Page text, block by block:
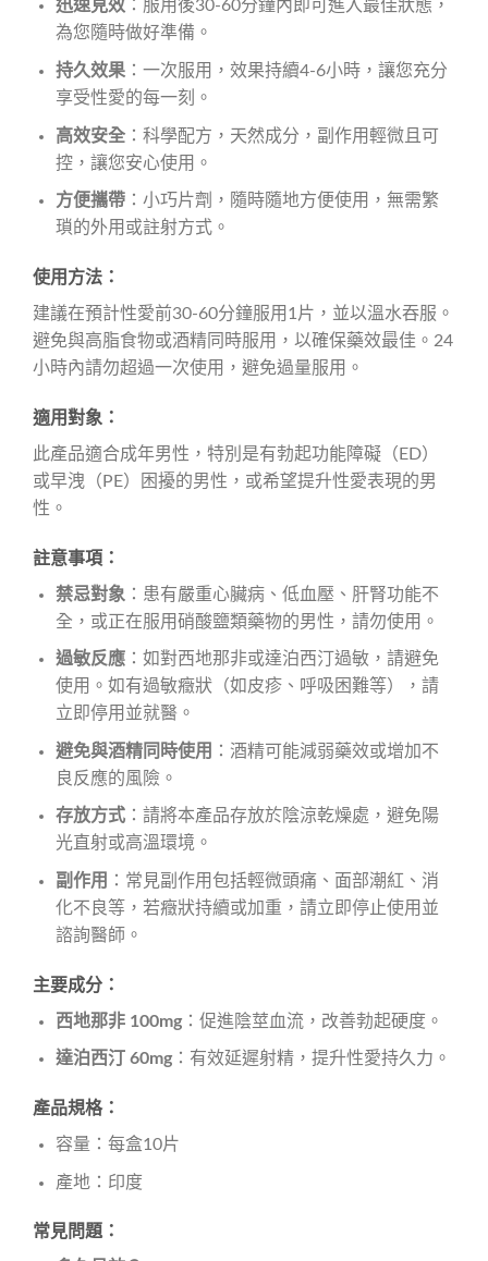
迅速見效：服用後30-60分鐘內即可進入最佳狀態，
為您隨時做好準備。
持久效果：一次服用，效果持續4-6小時，讓您充分
享受性愛的每一刻。
高效安全：科學配方，天然成分，副作用輕微且可
控，讓您安心使用。
方便攜帶：小巧片劑，隨時隨地方便使用，無需繁
瑣的外用或註射方式。
使用方法：
建議在預計性愛前30-60分鐘服用1片，並以溫水吞服。
避免與高脂食物或酒精同時服用，以確保藥效最佳。24
小時內請勿超過一次使用，避免過量服用。
適用對象：
此產品適合成年男性，特別是有勃起功能障礙（ED）
或早洩（PE）困擾的男性，或希望提升性愛表現的男
性。
註意事項：
禁忌對象 ：患有嚴重心臟病、低血壓、肝腎功能不
全，或正在服用硝酸鹽類藥物的男性，請勿使用。
過敏反應：如對西地那非或達泊西汀過敏，請避免
使用。如有過敏癥狀（如皮疹、呼吸困難等），請
立即停用並就醫。
避免與酒精同時使用
：酒精可能減弱藥效或增加不
良反應的風險。
存放方式：請將本產品存放於陰涼乾燥處，避免陽
光直射或高溫環境。
副作用
：常見副作用包括輕微頭痛、面部潮紅、消
化不良等，若癥狀持續或加重，請立即停止使用並
諮詢醫師。
主要成分：
西地那非 100mg：促進陰莖血流，改善勃起硬度。
達泊西汀 60mg：有效延遲射精，提升性愛持久力。
產品規格：
容量：每盒10片
產地：印度
常見問題：